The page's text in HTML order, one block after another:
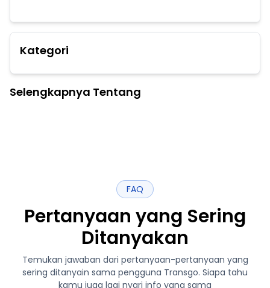
Kategori
Selengkapnya Tentang
FAQ
Pertanyaan yang Sering
Ditanyakan
Temukan jawaban dari pertanyaan-pertanyaan yang
sering ditanyain sama pengguna Transgo. Siapa tahu
kamu juga lagi nyari info yang sama